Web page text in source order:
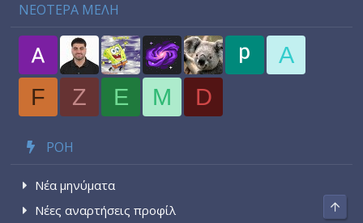
ΝΕΟΤΕΡΑ ΜΕΛΗ
A
F
Z E M D
ΡΟΉ
Νέα μηνύματα
Νέες αναρτήσεις προφίλ
Top